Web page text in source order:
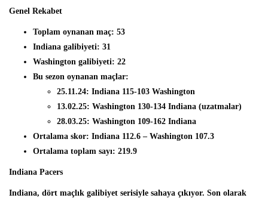
Genel Rekabet
Toplam oynanan maç: 53
Indiana galibiyeti: 31
Washington galibiyeti: 22
Bu sezon oynanan maçlar:
25.11.24: Indiana 115-103 Washington
13.02.25: Washington 130-134 Indiana (uzatmalar)
28.03.25: Washington 109-162 Indiana
Ortalama skor: Indiana 112.6 – Washington 107.3
Ortalama toplam sayı: 219.9
Indiana Pacers
Indiana, dört maçlık galibiyet serisiyle sahaya çıkıyor. Son olarak